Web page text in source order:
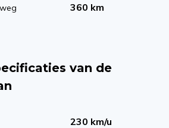
360 km
van de
230 km/u